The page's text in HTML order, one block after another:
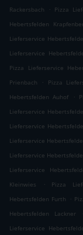
Rackersbach
. Pizza
Hebertsfelden
Lieferservice
Lieferservice
Pizza Lieferservice
Prienbach
. Pizza
Hebertsfelden Auhof
.
Lieferservice
Lieferservice
Lieferservice
Lieferservice
Lieferservice
Kleinwies
. Pizza
Hebertsfelden Furth
.
Hebertsfelden Lackner
Lieferservice